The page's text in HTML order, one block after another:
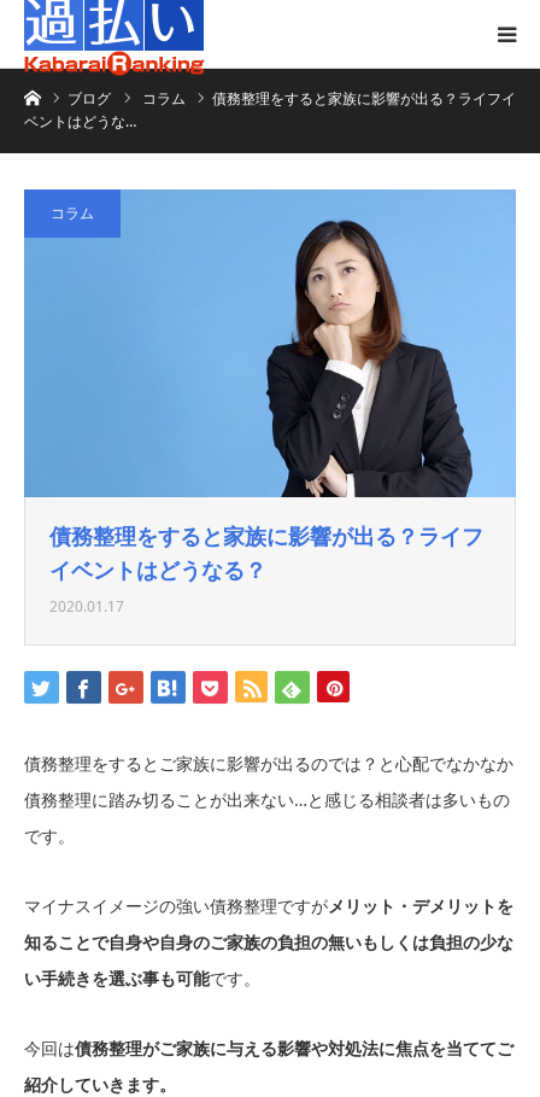
ホームブログ コラム
債務整理をすると家族に影響が出る？ライフイ
ベントはどうな…
コラム
債務整理をすると家族に影響が出る？ライフ
イベントはどうなる？
2020.01.17
債務整理をするとご家族に影響が出るのでは？と心配でなかなか
債務整理に踏み切ることが出来ない…と感じる相談者は多いもの
です。
マイナスイメージの強い債務整理ですがメリット・デメリットを
知ることで自身や自身のご家族の負担の無いもしくは負担の少な
い手続きを選ぶ事も可能です。
今回は債務整理がご家族に与える影響や対処法に焦点を当ててご
紹介していきます。